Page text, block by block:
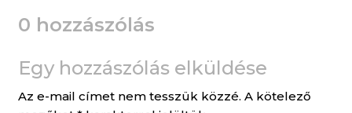
0 hozzászólás
Egy hozzászólás elküldése
Az e-mail címet nem tesszük közzé. A kötelező